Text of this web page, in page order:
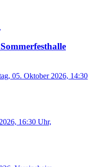
05. Oktober 2026, 14:30
16:30 Uhr,